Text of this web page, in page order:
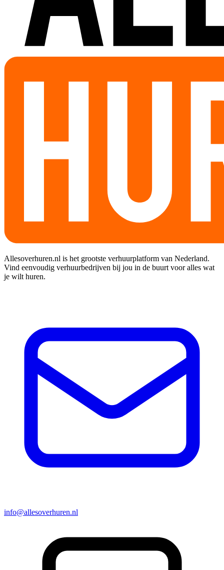
Allesoverhuren.nl is het grootste verhuurplatform van Nederland.
Vind eenvoudig verhuurbedrijven bij jou in de buurt voor alles wat
je wilt huren.
info@allesoverhuren.nl